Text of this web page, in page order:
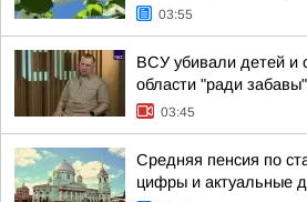
03:55
ВСУ убивали детей и
области "ради забавы"
03:45
Средняя пенсия по
цифры и актуальные